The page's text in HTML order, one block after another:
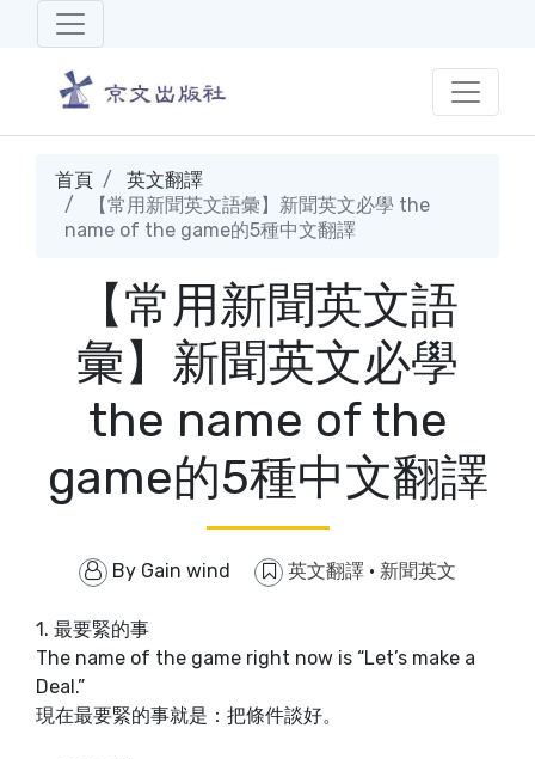
首頁
英文翻譯
【常用新聞英文語彙】新聞英文必學 the
name of the game的5種中文翻譯
【常用新聞英文語
彙】新聞英文必學
the name of the
game的5種中文翻譯
By Gain wind 英文翻譯 · 新聞英文
1. 最要緊的事
The name of the game right now is “Let’s make a
Deal.”
現在最要緊的事就是：把條件談好。